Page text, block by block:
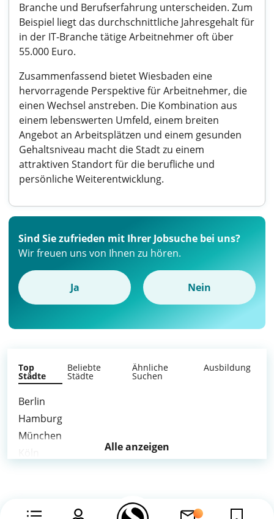
Branche und Berufserfahrung unterscheiden. Zum
Beispiel liegt das durchschnittliche Jahresgehalt für
in der IT-Branche tätige Arbeitnehmer oft über
55.000 Euro.
Zusammenfassend bietet Wiesbaden eine
hervorragende Perspektive für Arbeitnehmer, die
einen Wechsel anstreben. Die Kombination aus
einem lebenswerten Umfeld, einem breiten
Angebot an Arbeitsplätzen und einem gesunden
Gehaltsniveau macht die Stadt zu einem
attraktiven Standort für die berufliche und
persönliche Weiterentwicklung.
Sind Sie zufrieden mit Ihrer Jobsuche bei uns?
Wir freuen uns von Ihnen zu hören.
Ja Nein
Top
Städte
Beliebte
Städte
Ähnliche
Suchen
Ausbildung
Berlin
Hamburg
München
Alle anzeigen